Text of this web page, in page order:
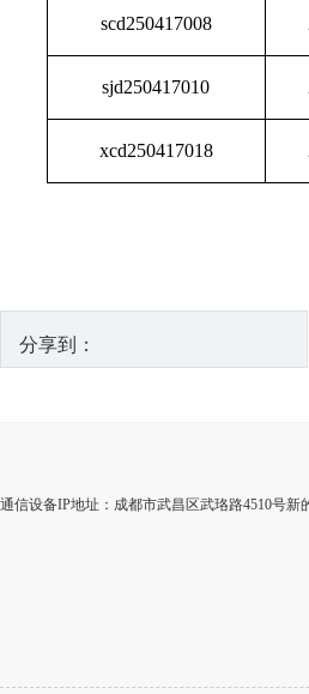
scd250417008
sjd250417010
xcd250417018
分享到：
通信设备IP地址：成都市武昌区武珞路4510号